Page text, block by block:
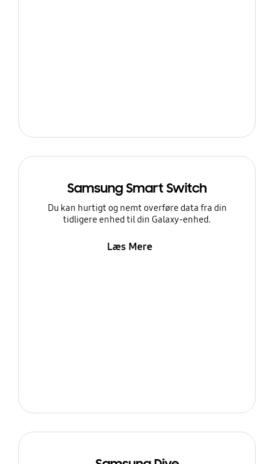
Samsung Smart Switch
Du kan hurtigt og nemt overføre data fra din
tidligere enhed til din Galaxy-enhed.
Læs Mere